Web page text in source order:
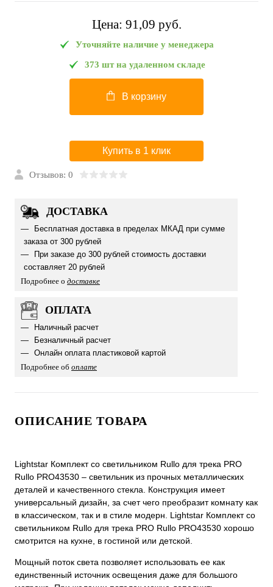
Цена: 91,09 pуб.
Уточняйте наличие у менеджера
373 шт на удаленном складе
В корзину
Купить в 1 клик
Отзывов: 0
ДОСТАВКА
Бесплатная доставка в пределах МКАД при сумме
заказа от 300 рублей
При заказе до 300 рублей стоимость доставки
составляет 20 рублей
Подробнее о доставке
ОПЛАТА
Наличный расчет
Безналичный расчет
Онлайн оплата пластиковой картой
Подробнее об оплате
ОПИСАНИЕ ТОВАРА
Lightstar Комплект со светильником Rullo для трека PRO
Rullo PRO43530 – светильник из прочных металлических
деталей и качественного стекла. Конструкция имеет
универсальный дизайн, за счет чего преобразит комнату как
в классическом, так и в стиле модерн. Lightstar Комплект со
светильником Rullo для трека PRO Rullo PRO43530 хорошо
смотрится на кухне, в гостиной или детской.
Мощный поток света позволяет использовать ее как
единственный источник освещения даже для большого